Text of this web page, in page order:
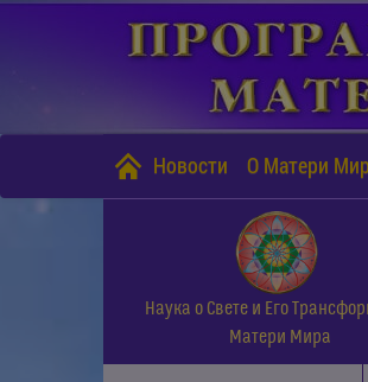
Новости О Матери
Наука о Свете и Его
Матери Мира